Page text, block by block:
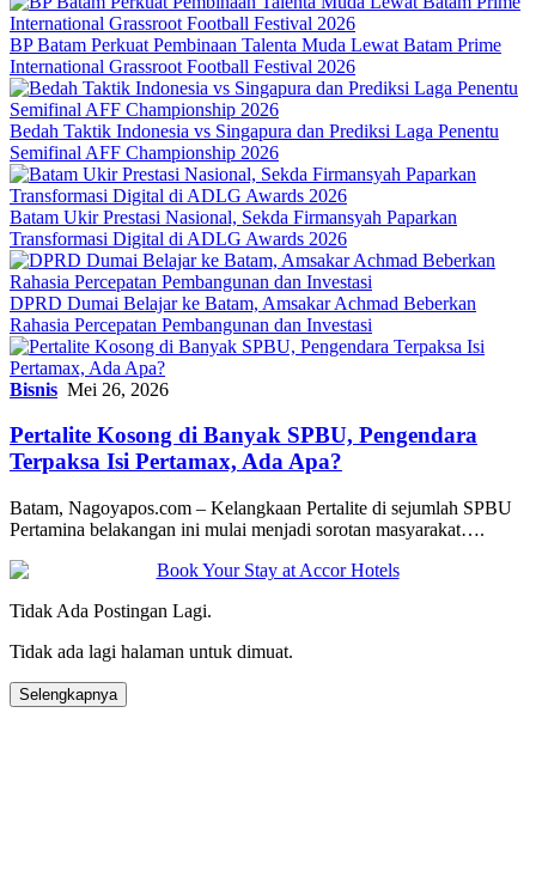
BP Batam Perkuat Pembinaan Talenta Muda Lewat Batam Prime
International Grassroot Football Festival 2026
Bedah Taktik Indonesia vs Singapura dan Prediksi Laga Penentu
Semifinal AFF Championship 2026
Batam Ukir Prestasi Nasional, Sekda Firmansyah Paparkan
Transformasi Digital di ADLG Awards 2026
DPRD Dumai Belajar ke Batam, Amsakar Achmad Beberkan
Rahasia Percepatan Pembangunan dan Investasi
Bisnis Mei 26, 2026
Pertalite Kosong di Banyak SPBU, Pengendara
Terpaksa Isi Pertamax, Ada Apa?
Batam, Nagoyapos.com – Kelangkaan Pertalite di sejumlah SPBU
Pertamina belakangan ini mulai menjadi sorotan masyarakat….
Tidak Ada Postingan Lagi.
Tidak ada lagi halaman untuk dimuat.
Selengkapnya